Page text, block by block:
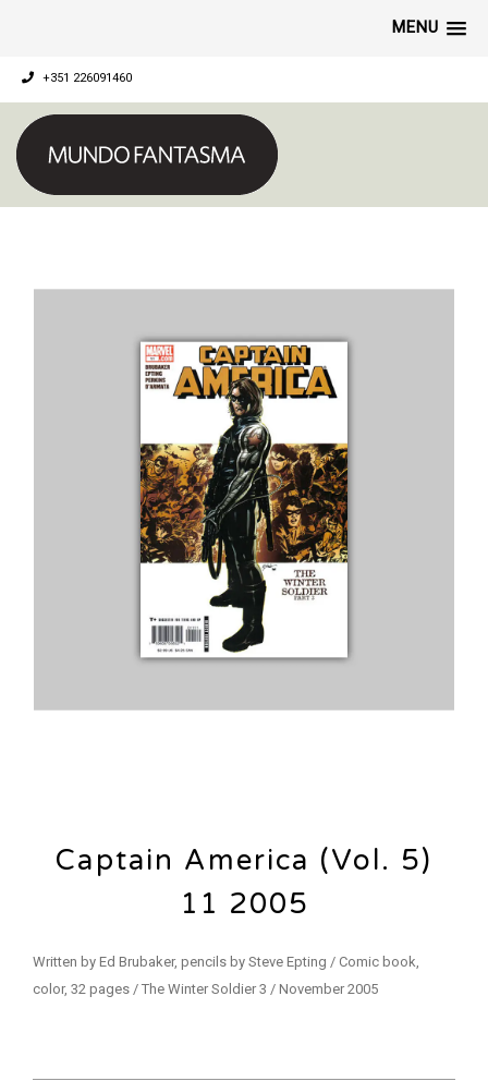
MENU
+351 226091460
Captain America (Vol. 5)
11 2005
Written by Ed Brubaker, pencils by Steve Epting / Comic book,
color, 32 pages / The Winter Soldier 3 / November 2005